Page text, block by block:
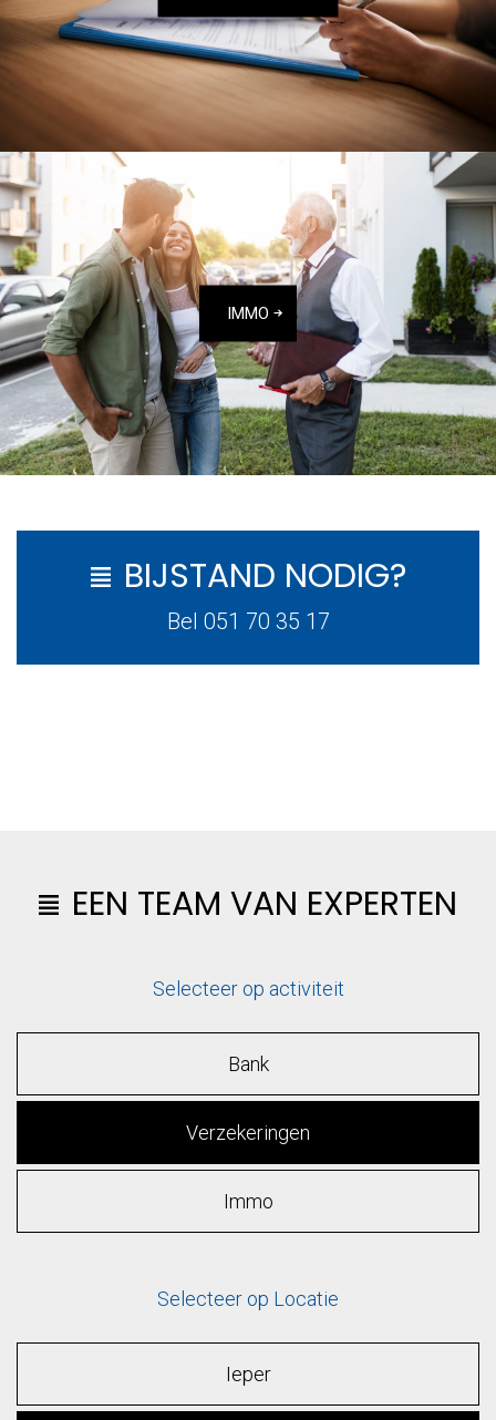
IMMO
BIJSTAND NODIG?
Bel 051 70 35 17
EEN TEAM VAN EXPERTEN
Selecteer op activiteit
Bank
Verzekeringen
Immo
Selecteer op Locatie
Ieper